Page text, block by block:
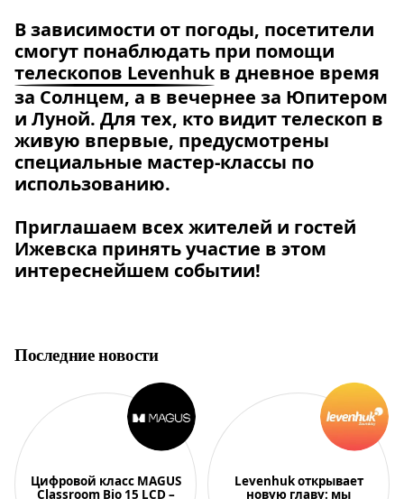
В зависимости от погоды, посетители
смогут понаблюдать при помощи
телескопов Levenhukв дневное время
за Солнцем, а в вечернее за Юпитером
и Луной. Для тех, кто видит телескоп в
живую впервые, предусмотрены
специальные мастер-классы по
использованию.
Приглашаем всех жителей и гостей
Ижевска принять участие в этом
интереснейшем событии!
Последние новости
Цифровой класс MAGUS
Classroom Bio 15 LCD –
Levenhuk открывает
новую главу: мы